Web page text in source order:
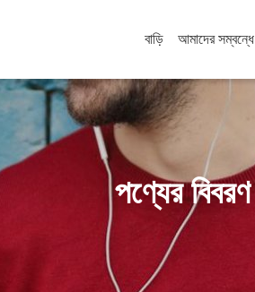
বাড়ি আমাদের সম্বন্ধে
পণ্যের বিবরণ